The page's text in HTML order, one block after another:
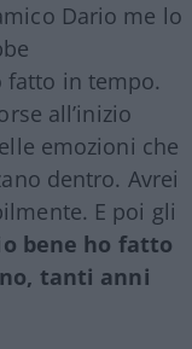
Dario me lo
fatto in tempo.
all’inizio
emozioni che
dentro. Avrei
E poi gli
bene ho fatto
tanti anni